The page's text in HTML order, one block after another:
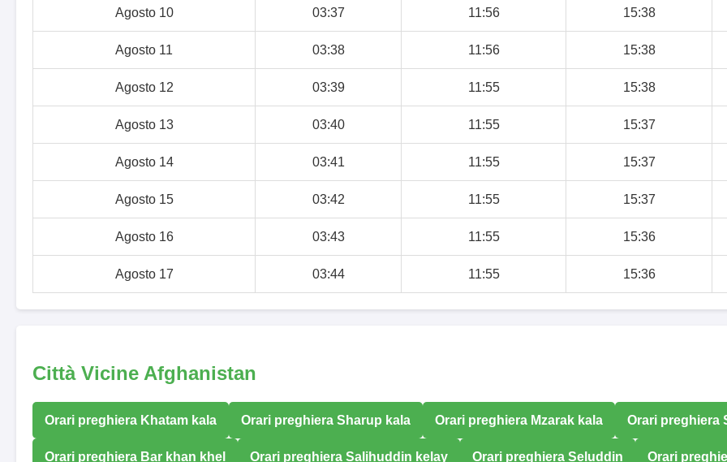
Agosto 10 03:37 11:56 15:38
Agosto 11 03:38 11:56 15:38
Agosto 12 03:39 11:55 15:38
Agosto 13 03:40 11:55 15:37
Agosto 14 03:41 11:55 15:37
Agosto 15 03:42 11:55 15:37
Agosto 16 03:43 11:55 15:36
Agosto 17 03:44 11:55 15:36
Città Vicine Afghanistan
Orari preghiera Khatam kala Orari preghiera Sharup kala Orari preghiera Mzarak kala Orari preghiera
Orari preghiera Bar khan khel Orari preghiera Salihuddin kelay Orari preghiera Seluddin Orari